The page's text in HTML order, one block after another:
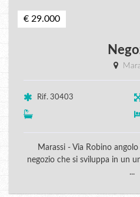
€ 29.000
Rif. 30403
Marassi - Via Robino
negozio che si sviluppa in un
...